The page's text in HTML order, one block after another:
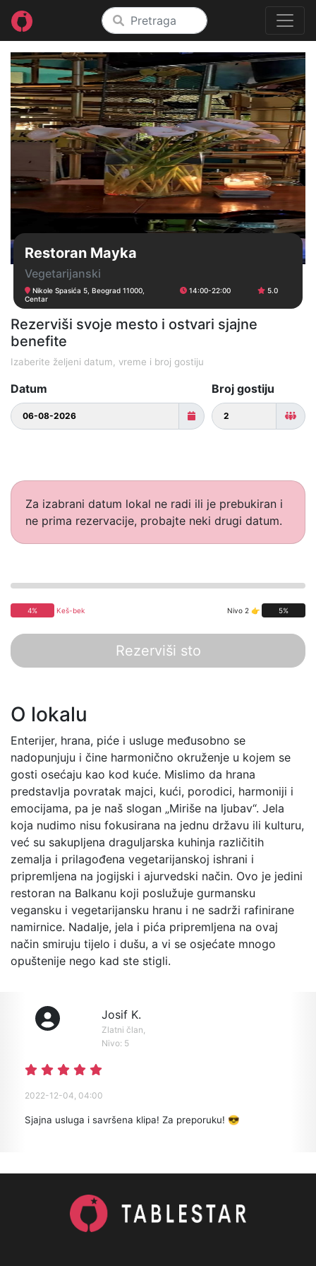
Restoran Mayka
Vegetarijanski
Nikole Spasića 5, Beograd 11000,
Centar
14:00-22:00 5.0
Rezerviši svoje mesto i ostvari sjajne
benefite
Izaberite željeni datum, vreme i broj gostiju
Datum Broj gostiju
Za izabrani datum lokal ne radi ili je prebukiran i
ne prima rezervacije, probajte neki drugi datum.
4% Keš-bek Nivo 2 👉 5%
Rezerviši sto
O lokalu
Enterijer, hrana, piće i usluge međusobno se
nadopunjuju i čine harmonično okruženje u kojem se
gosti osećaju kao kod kuće. Mislimo da hrana
predstavlja povratak majci, kući, porodici, harmoniji i
emocijama, pa je naš slogan „Miriše na ljubav“. Jela
koja nudimo nisu fokusirana na jednu državu ili kulturu,
već su sakupljena draguljarska kuhinja različitih
zemalja i prilagođena vegetarijanskoj ishrani i
pripremljena na jogijski i ajurvedski način. Ovo je jedini
restoran na Balkanu koji poslužuje gurmansku
vegansku i vegetarijansku hranu i ne sadrži rafinirane
namirnice. Nadalje, jela i pića pripremljena na ovaj
način smiruju tijelo i dušu, a vi se osjećate mnogo
opuštenije nego kad ste stigli.
Josif K.
Zlatni član,
Nivo: 5
2022-12-04, 04:00
Sjajna usluga i savršena klipa! Za preporuku! 😎